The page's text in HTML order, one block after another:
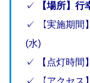
✓
【場所】行
✓ 【実施期間
(水)
✓ 【点灯時間